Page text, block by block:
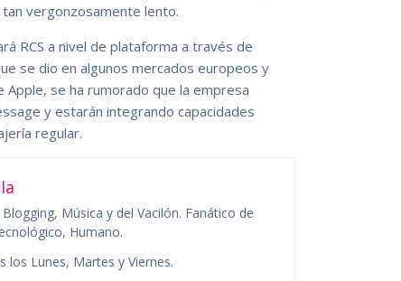
vergonzosamente lento.
RCS a nivel de plataforma a través de
se dio en algunos mercados europeos y
se ha rumorado que la empresa
y estarán integrando capacidades
regular.
Música y del Vacilón. Fanático de
Humano.
los Lunes, Martes y Viernes.